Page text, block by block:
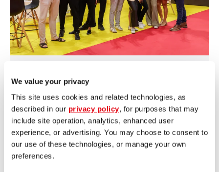
We value your privacy
This site uses cookies and related technologies, as
described in our privacy policy, for purposes that may
include site operation, analytics, enhanced user
experience, or advertising. You may choose to consent to
our use of these technologies, or manage your own
preferences.
SOFTSWISS на SBC
Summit Rio и SiGMA
Africa 2026 укрепляет
присутствие на
регулируемых рынках